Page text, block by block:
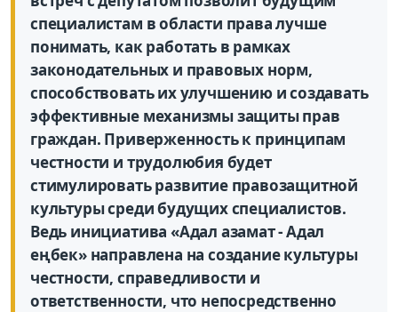
специалистам в области права лучше
понимать, как работать в рамках
законодательных и правовых норм,
способствовать их улучшению и создавать
эффективные механизмы защиты прав
граждан. Приверженность к принципам
честности и трудолюбия будет
стимулировать развитие правозащитной
культуры среди будущих специалистов.
Ведь инициатива «Адал азамат - Адал
еңбек» направлена на создание культуры
честности, справедливости и
ответственности, что непосредственно